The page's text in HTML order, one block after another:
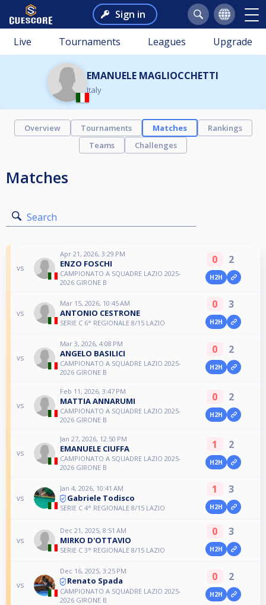
Sign in
Live Tournaments Leagues Upgrade
EMANUELE MAGLIOCCHETTI
Italy
Overview Tournaments Matches
Rankings
Teams
Challenges
Matches
Search
vs
Apr 21, 2026, 3:29 PM
ENZO FOSCHI
CAMPIONATO A SQUADRE LAZIO 2025-
2026 GIRONE B
0 2
H2H
vs
Mar 15, 2026, 10:45 AM
ANTONIO CESTRONE
SERIE C 6° REGIONALE 8/15 LAZIO
0 3
H2H
vs
Mar 3, 2026, 4:08 PM
ANGELO BASILICI
CAMPIONATO A SQUADRE LAZIO 2025-
2026 GIRONE B
0 2
H2H
vs
Feb 11, 2026, 3:47 PM
MATTIA ANNARUMI
CAMPIONATO A SQUADRE LAZIO 2025-
2026 GIRONE B
0 2
H2H
vs
Jan 27, 2026, 12:50 PM
EMANUELE CIUFFA
CAMPIONATO A SQUADRE LAZIO 2025-
2026 GIRONE B
1 2
H2H
vs
Jan 4, 2026, 10:41 AM
Gabriele Todisco
SERIE C 4° REGIONALE 8/15 LAZIO
1 3
H2H
vs
Dec 21, 2025, 8:51 AM
MIRKO D'OTTAVIO
SERIE C 3° REGIONALE 8/15 LAZIO
0 3
H2H
vs
Dec 16, 2025, 3:25 PM
Renato Spada
CAMPIONATO A SQUADRE LAZIO 2025-
2026 GIRONE B
0 2
H2H